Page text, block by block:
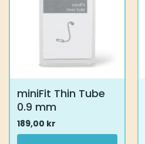
miniFit Thin Tube
0.9 mm
189,00 kr